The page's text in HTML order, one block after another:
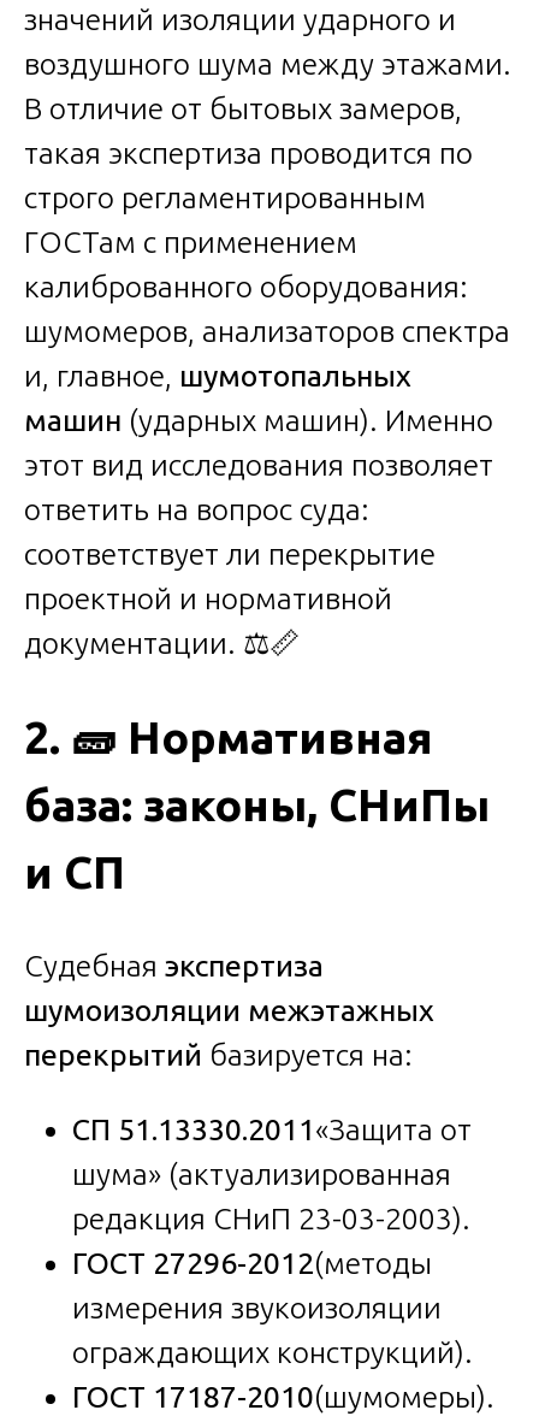
значений изоляции ударного и
воздушного шума между этажами.
В отличие от бытовых замеров,
такая экспертиза проводится по
строго регламентированным
ГОСТам с применением
калиброванного оборудования:
шумомеров, анализаторов спектра
и, главное, шумотопальных
машин (ударных машин). Именно
этот вид исследования позволяет
ответить на вопрос суда:
соответствует ли перекрытие
проектной и нормативной
документации. ⚖️📏
2. 🧱 Нормативная
база: законы, СНиПы
и СП
Судебная экспертиза
шумоизоляции межэтажных
перекрытий базируется на:
СП 51.13330.2011«Защита от
шума» (актуализированная
редакция СНиП 23-03-2003).
ГОСТ 27296-2012(методы
измерения звукоизоляции
ограждающих конструкций).
ГОСТ 17187-2010(шумомеры).